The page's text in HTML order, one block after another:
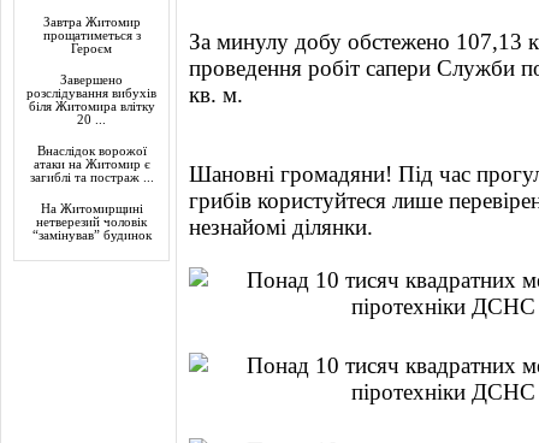
Завтра Житомир
прощатиметься з
Героєм
Завершено
розслідування вибухів
біля Житомира влітку
20 ...
Внаслідок ворожої
атаки на Житомир є
загиблі та постраж ...
На Житомирщині
нетверезий чоловік
“замінував” будинок
За минулу добу обстежено 107,13
проведення робіт сапери Служби
кв. м.
Шановні громадяни! Під час
грибів користуйтеся лише
незнайомі ділянки.